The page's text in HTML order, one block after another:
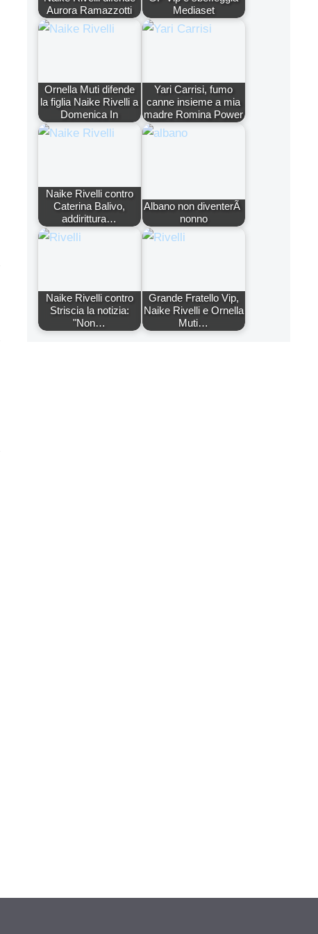
Aurora Ramazzotti
Mediaset
Ornella Muti difende
la figlia Naike Rivelli a
Domenica In
Yari Carrisi, fumo
canne insieme a mia
madre Romina Power
Naike Rivelli contro
Caterina Balivo,
addirittura…
Albano non diventerÃ
nonno
Naike Rivelli contro
Striscia la notizia:
"Non…
Grande Fratello Vip,
Naike Rivelli e Ornella
Muti…